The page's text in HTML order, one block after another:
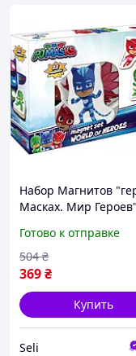
Набор Магнитов
Масках. Мир Героев"
Магнітів "герої В
Світ Героїв" Magdum
Готово к отправке
369₴
504 ₴
Купить
Seli